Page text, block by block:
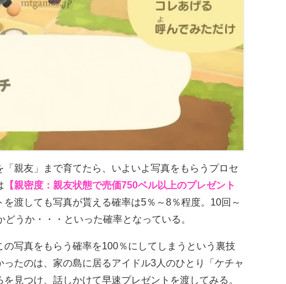
親友」まで育てたら、いよいよ写真をもらうプロセ
【親密度：親友状態で売価750ベル以上のプレゼント
を渡しても写真が貰える確率は5％～8％程度。10回～
うか・・・といった確率となっている。
の写真をもらう確率を100％にしてしまうという裏技
たのは、家の島に居るアイドル3人のひとり「ケチャ
見つけ、話しかけて早速プレゼントを渡してみる。